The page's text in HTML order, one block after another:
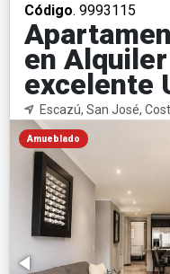
Código. 9993115
en
excelente
Escazú, San José,
Amueblado